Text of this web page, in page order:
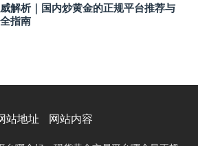
解析｜国内炒黄金的正规平台推荐与
指南
站地址 网站内容